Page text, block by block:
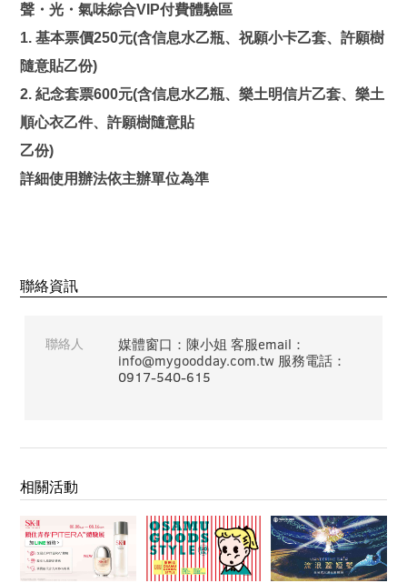
聲・光・氣味綜合VIP付費體驗區
1. 基本票價250元(含信息水乙瓶、祝願小卡乙套、許願樹
隨意貼乙份)
2. 紀念套票600元(含信息水乙瓶、樂土明信片乙套、樂土
順心衣乙件、許願樹隨意貼
乙份)
詳細使用辦法依主辦單位為準
聯絡資訊
聯絡人
媒體窗口：陳小姐 客服email：
info@mygoodday.com.tw 服務電話：
0917-540-615
相關活動